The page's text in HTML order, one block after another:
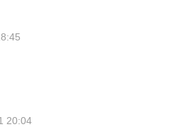
20:04